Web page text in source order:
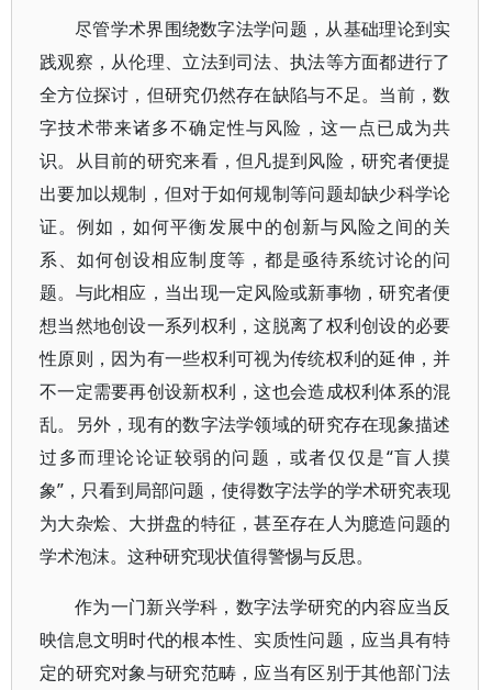
尽管学术界围绕数字法学问题，从基础理论到实
践观察，从伦理、立法到司法、执法等方面都进行了
全方位探讨，但研究仍然存在缺陷与不足。当前，数
字技术带来诸多不确定性与风险，这一点已成为共
识。从目前的研究来看，但凡提到风险，研究者便提
出要加以规制，但对于如何规制等问题却缺少科学论
证。例如，如何平衡发展中的创新与风险之间的关
系、如何创设相应制度等，都是亟待系统讨论的问
题。与此相应，当出现一定风险或新事物，研究者便
想当然地创设一系列权利，这脱离了权利创设的必要
性原则，因为有一些权利可视为传统权利的延伸，并
不一定需要再创设新权利，这也会造成权利体系的混
乱。另外，现有的数字法学领域的研究存在现象描述
过多而理论论证较弱的问题，或者仅仅是“盲人摸
象”，只看到局部问题，使得数字法学的学术研究表现
为大杂烩、大拼盘的特征，甚至存在人为臆造问题的
学术泡沫。这种研究现状值得警惕与反思。
作为一门新兴学科，数字法学研究的内容应当反
映信息文明时代的根本性、实质性问题，应当具有特
定的研究对象与研究范畴，应当有区别于其他部门法